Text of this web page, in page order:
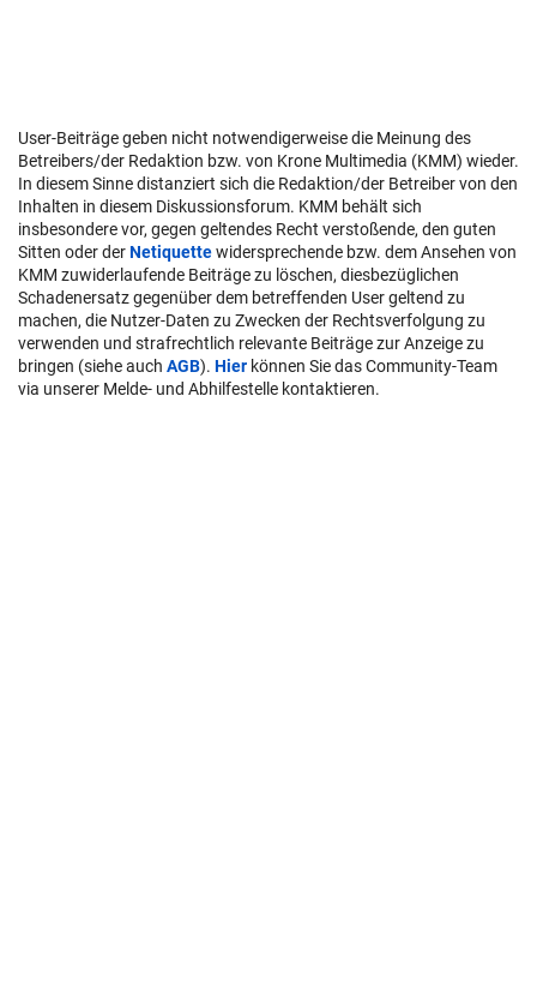
User-Beiträge geben nicht notwendigerweise die Meinung des
Betreibers/der Redaktion bzw. von Krone Multimedia (KMM) wieder.
In diesem Sinne distanziert sich die Redaktion/der Betreiber von den
Inhalten in diesem Diskussionsforum. KMM behält sich
insbesondere vor, gegen geltendes Recht verstoßende, den guten
Sitten oder derNetiquettewidersprechende bzw. dem Ansehen von
KMM zuwiderlaufende Beiträge zu löschen, diesbezüglichen
Schadenersatz gegenüber dem betreffenden User geltend zu
machen, die Nutzer-Daten zu Zwecken der Rechtsverfolgung zu
verwenden und strafrechtlich relevante Beiträge zur Anzeige zu
bringen (siehe auch AGB). Hier können Sie das Community-Team
via unserer Melde- und Abhilfestelle kontaktieren.